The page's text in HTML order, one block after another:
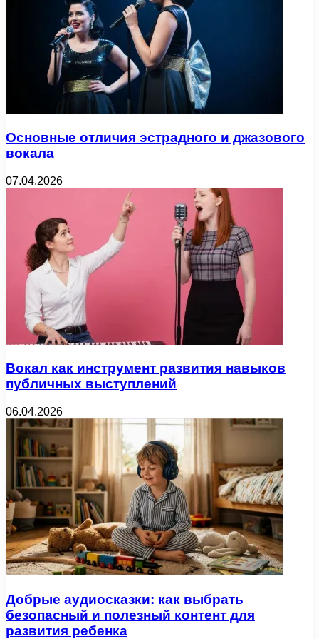
Основные отличия эстрадного и джазового
вокала
07.04.2026
Вокал как инструмент развития навыков
публичных выступлений
06.04.2026
Добрые аудиосказки: как выбрать
безопасный и полезный контент для
развития ребенка